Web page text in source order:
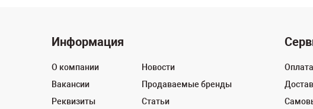
Информация
О компании
Вакансии
Реквизиты
Новости
Продаваемые бренды
Статьи
Оплата